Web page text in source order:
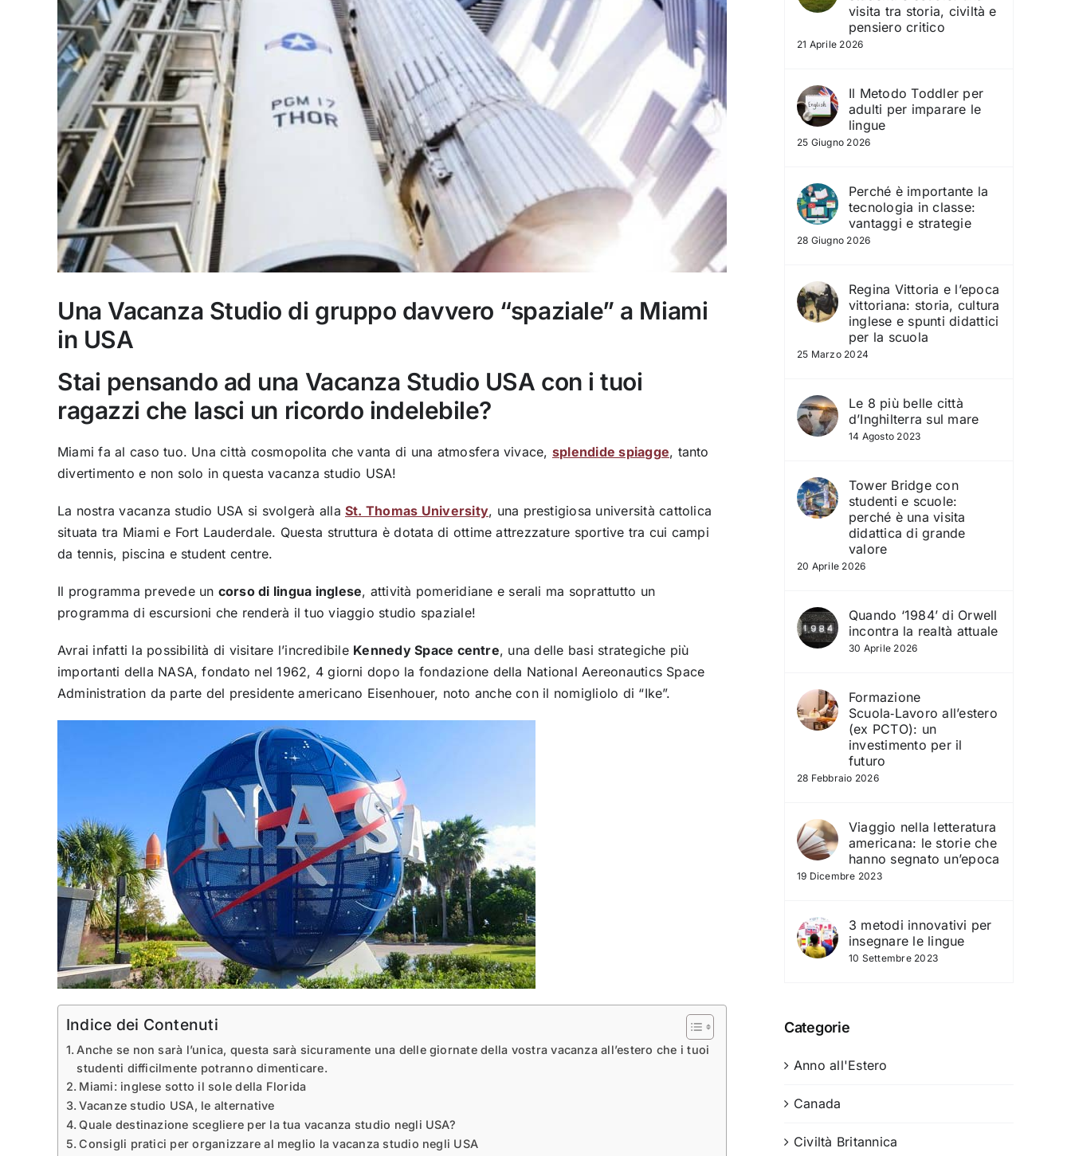
Una Vacanza Studio di gruppo davvero “spaziale” a Miami
in USA
Stai pensando ad una Vacanza Studio USA con i tuoi
ragazzi che lasci un ricordo indelebile?
Miami fa al caso tuo. Una città cosmopolita che vanta di una atmosfera vivace, splendide spiagge, tanto
divertimento e non solo in questa vacanza studio USA!
La nostra vacanza studio USA si svolgerà allaSt. Thomas University, una prestigiosa università cattolica
situata tra Miami e Fort Lauderdale. Questa struttura è dotata di ottime attrezzature sportive tra cui campi
da tennis, piscina e student centre.
Il programma prevede un corso di lingua inglese, attività pomeridiane e serali ma soprattutto un
programma di escursioni che renderà il tuo viaggio studio spaziale!
Avrai infatti la possibilità di visitare l’incredibile Kennedy Space centre, una delle basi strategiche più
importanti della NASA, fondato nel 1962, 4 giorni dopo la fondazione della National Aereonautics Space
Administration da parte del presidente americano Eisenhouer, noto anche con il nomigliolo di “Ike”.
Indice dei Contenuti
Anche se non sarà l’unica, questa sarà sicuramente una delle giornate della vostra vacanza all’estero che i tuoi
studenti difficilmente potranno dimenticare.
Miami: inglese sotto il sole della Florida
Vacanze studio USA, le alternative
Quale destinazione scegliere per la tua vacanza studio negli USA?
Consigli pratici per organizzare al meglio la vacanza studio negli USA
visita tra storia, civiltà e
pensiero critico
21 Aprile 2026
Il Metodo Toddler per
adulti per imparare le
lingue
25 Giugno 2026
Perché è importante la
tecnologia in classe:
vantaggi e strategie
28 Giugno 2026
Regina Vittoria e l’epoca
vittoriana: storia, cultura
inglese e spunti didattici
per la scuola
25 Marzo 2024
Le 8 più belle città
d’Inghilterra sul mare
14 Agosto 2023
Tower Bridge con
studenti e scuole:
perché è una visita
didattica di grande
valore
20 Aprile 2026
Quando ‘1984’ di Orwell
incontra la realtà attuale
30 Aprile 2026
Formazione
Scuola‑Lavoro all’estero
(ex PCTO): un
investimento per il
futuro
28 Febbraio 2026
Viaggio nella letteratura
americana: le storie che
hanno segnato un’epoca
19 Dicembre 2023
3 metodi innovativi per
insegnare le lingue
10 Settembre 2023
Categorie
Anno all'Estero
Canada
Civiltà Britannica